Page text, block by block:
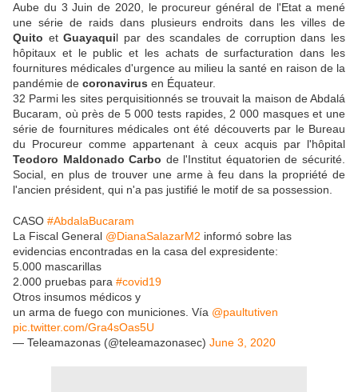
Aube du 3 Juin de 2020, le procureur général de l'Etat a mené
une série de raids dans plusieurs endroits dans les villes de
Quito etGuayaquil par des scandales de corruption dans les
hôpitaux et le public et les achats de surfacturation dans les
fournitures médicales d'urgence au milieu la santé en raison de la
pandémie de coronavirus en Équateur.
32 Parmi les sites perquisitionnés se trouvait la maison de Abdalá
Bucaram, où près de 5 000 tests rapides, 2 000 masques et une
série de fournitures médicales ont été découverts par le Bureau
du Procureur comme appartenant à ceux acquis par l'hôpital
Teodoro Maldonado Carbo de l'Institut équatorien de sécurité.
Social, en plus de trouver une arme à feu dans la propriété de
l'ancien président, qui n'a pas justifié le motif de sa possession.
CASO #AbdalaBucaram
La Fiscal General @DianaSalazarM2 informó sobre las
evidencias encontradas en la casa del expresidente:
5.000 mascarillas
2.000 pruebas para #covid19
Otros insumos médicos y
un arma de fuego con municiones. Vía @paultutiven
pic.twitter.com/Gra4sOas5U
— Teleamazonas (@teleamazonasec) June 3, 2020